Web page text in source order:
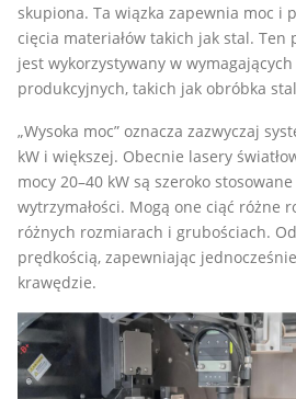
skupiona. Ta wiązka zapewnia moc i
cięcia materiałów takich jak stal. Ten
jest wykorzystywany w
produkcyjnych, takich jak obróbka
„Wysoka moc” oznacza zazwyczaj
kW i większej. Obecnie lasery
mocy 20–40 kW są szeroko
wytrzymałości. Mogą one ciąć różne
różnych rozmiarach i grubościach.
prędkością, zapewniając
krawędzie.